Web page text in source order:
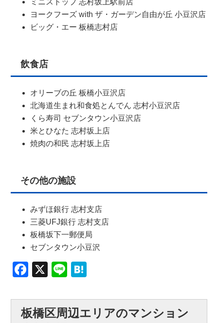
ヨークフーズ with ザ・ガーデン自由が丘 小豆沢店
ビッグ・エー 板橋志村店
飲食店
オリーブの丘 板橋小豆沢店
北海道生まれ和食処とんでん 志村小豆沢店
くら寿司 セブンタウン小豆沢店
米とひなた 志村坂上店
焼肉の和民 志村坂上店
その他の施設
みずほ銀行 志村支店
三菱UFJ銀行 志村支店
板橋坂下一郵便局
セブンタウン小豆沢
Facebook
X Line
板橋区周辺エリアのマンション